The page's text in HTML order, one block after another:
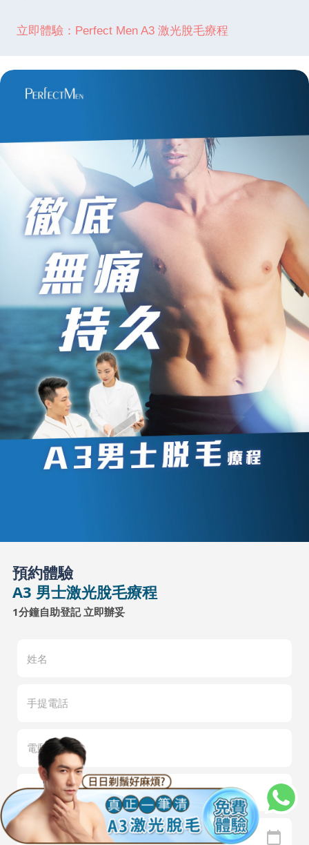
立即體驗：Perfect Men A3 激光脫毛療程
預約體驗
A3 男士激光脫毛療程
1分鐘自助登記 立即辦妥